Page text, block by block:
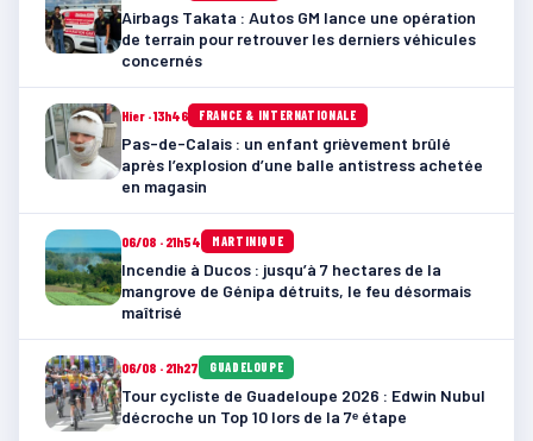
Airbags Takata : Autos GM lance une opération
de terrain pour retrouver les derniers véhicules
concernés
Hier · 13h46 FRANCE & INTERNATIONALE
Pas-de-Calais : un enfant grièvement brûlé
après l’explosion d’une balle antistress achetée
en magasin
06/08 · 21h54 MARTINIQUE
Incendie à Ducos : jusqu’à 7 hectares de la
mangrove de Génipa détruits, le feu désormais
maîtrisé
06/08 · 21h27 GUADELOUPE
Tour cycliste de Guadeloupe 2026 : Edwin Nubul
décroche un Top 10 lors de la 7ᵉ étape